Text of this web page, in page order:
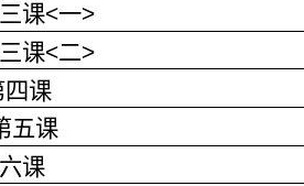
课<一>
课<二>
四课
五课
课